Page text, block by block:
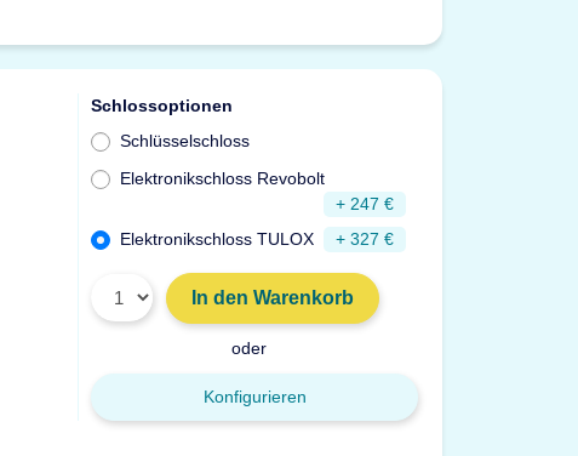
Schlossoptionen
Schlüsselschloss
Elektronikschloss Revobolt
+ 247 €
Elektronikschloss TULOX
+ 327 €
In den Warenkorb
oder
Konfigurieren